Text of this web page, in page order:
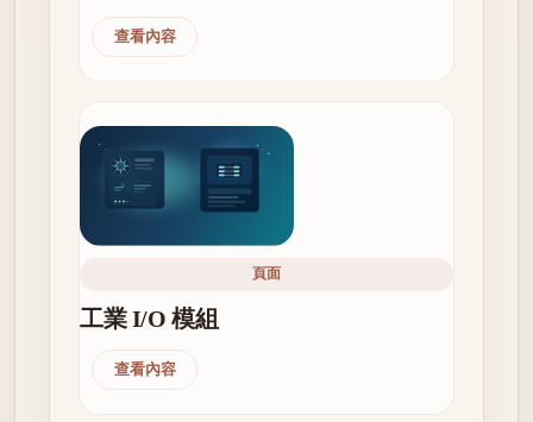
查看內容
頁面
工業 I/O 模組
查看內容